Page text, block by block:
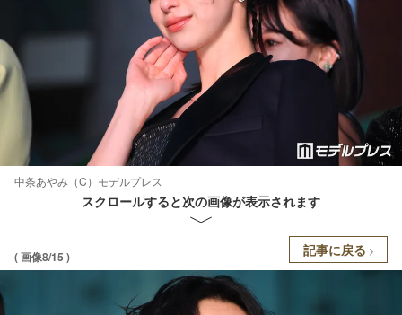
中条あやみ（C）モデルプレス
スクロールすると次の画像が表示されます
( 画像8/15 ) 記事に戻る